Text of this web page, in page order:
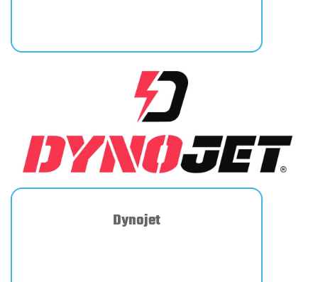
Dynojet